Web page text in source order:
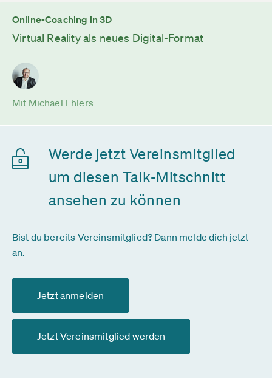
Online-Coaching in 3D
Virtual Reality als neues Digital-Format
Mit Michael Ehlers
Werde jetzt Vereinsmitglied
um diesen Talk-Mitschnitt
ansehen zu können
Bist du bereits Vereinsmitglied? Dann melde dich jetzt
an.
Jetzt anmelden
Jetzt Vereinsmitglied werden